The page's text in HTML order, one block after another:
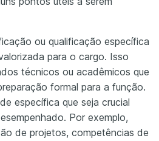
ou qualificação específica
para o cargo. Isso
técnicos ou acadêmicos que
formal para a função.
específica que seja crucial
Por exemplo,
de projetos, competências de